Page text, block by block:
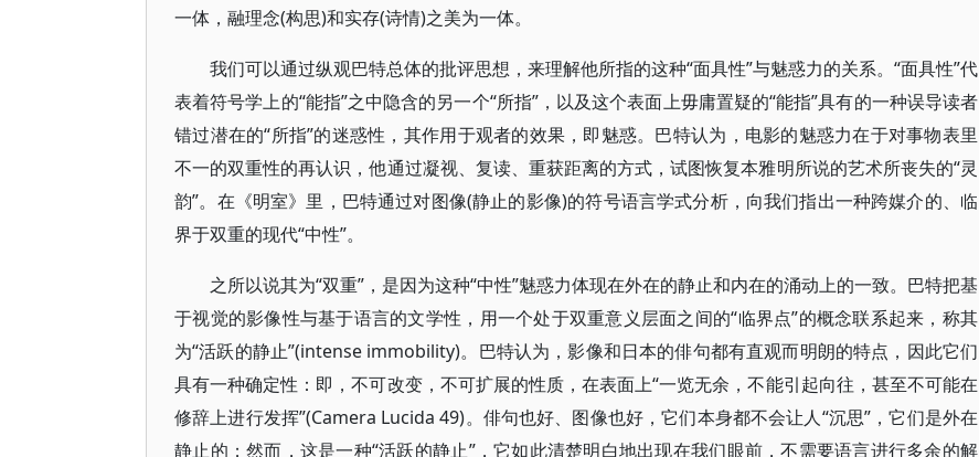
一体，融理念(构思)和实存(诗情)之美为一体。
我们可以通过纵观巴特总体的批评思想，来理解他所指的这种“面具性”与魅惑力的关系。“面具性”代
表着符号学上的“能指”之中隐含的另一个“所指”，以及这个表面上毋庸置疑的“能指”具有的一种误导读者
错过潜在的“所指”的迷惑性，其作用于观者的效果，即魅惑。巴特认为，电影的魅惑力在于对事物表里
不一的双重性的再认识，他通过凝视、复读、重获距离的方式，试图恢复本雅明所说的艺术所丧失的“灵
韵”。在《明室》里，巴特通过对图像(静止的影像)的符号语言学式分析，向我们指出一种跨媒介的、临
界于双重的现代“中性”。
之所以说其为“双重”，是因为这种“中性”魅惑力体现在外在的静止和内在的涌动上的一致。巴特把基
于视觉的影像性与基于语言的文学性，用一个处于双重意义层面之间的“临界点”的概念联系起来，称其
为“活跃的静止”(intense immobility)。巴特认为，影像和日本的俳句都有直观而明朗的特点，因此它们
具有一种确定性：即，不可改变，不可扩展的性质，在表面上“一览无余，不能引起向往，甚至不可能在
修辞上进行发挥”(Camera Lucida 49)。俳句也好、图像也好，它们本身都不会让人“沉思”，它们是外在
静止的；然而，这是一种“活跃的静止”，它如此清楚明白地出现在我们眼前，不需要语言进行多余的解